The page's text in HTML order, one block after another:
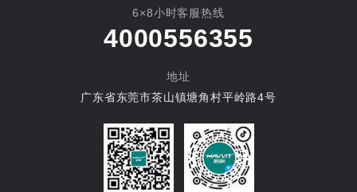
6×8小时客服热线
4000556355
地址
广东省东莞市茶山镇塘角村平岭路4号